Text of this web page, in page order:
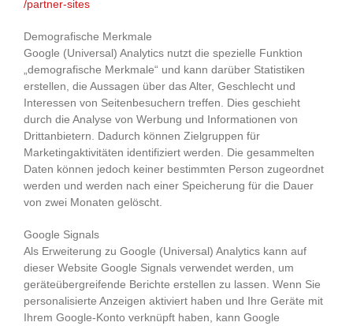
/partner-sites
Demografische Merkmale
Google (Universal) Analytics nutzt die spezielle Funktion
„demografische Merkmale“ und kann darüber Statistiken
erstellen, die Aussagen über das Alter, Geschlecht und
Interessen von Seitenbesuchern treffen. Dies geschieht
durch die Analyse von Werbung und Informationen von
Drittanbietern. Dadurch können Zielgruppen für
Marketingaktivitäten identifiziert werden. Die gesammelten
Daten können jedoch keiner bestimmten Person zugeordnet
werden und werden nach einer Speicherung für die Dauer
von zwei Monaten gelöscht.
Google Signals
Als Erweiterung zu Google (Universal) Analytics kann auf
dieser Website Google Signals verwendet werden, um
geräteübergreifende Berichte erstellen zu lassen. Wenn Sie
personalisierte Anzeigen aktiviert haben und Ihre Geräte mit
Ihrem Google-Konto verknüpft haben, kann Google